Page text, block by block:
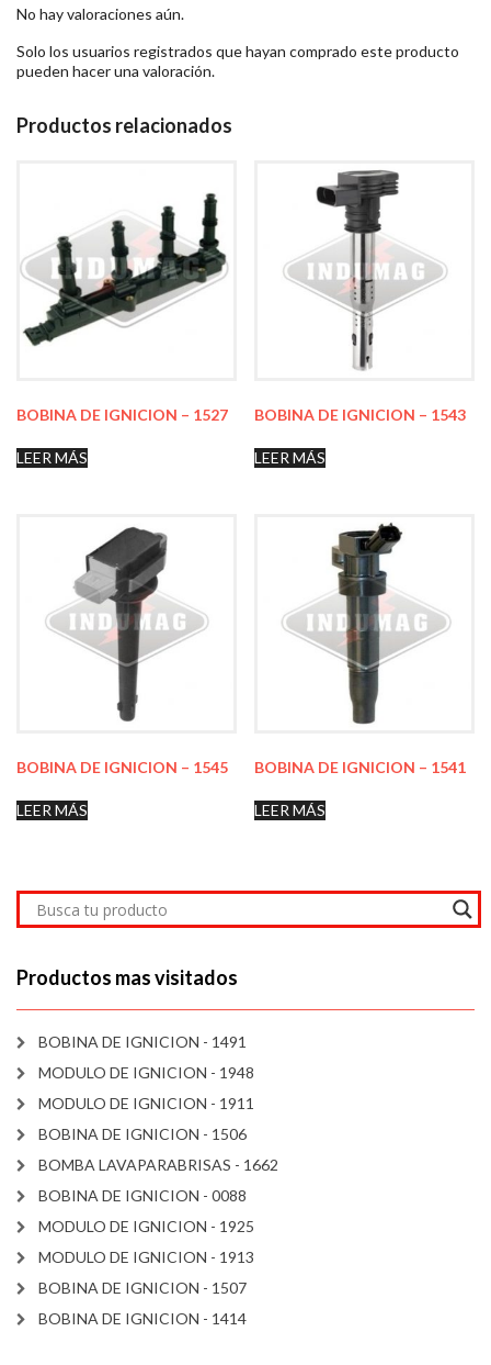
No hay valoraciones aún.
Solo los usuarios registrados que hayan comprado este producto
pueden hacer una valoración.
Productos relacionados
BOBINA DE IGNICION – 1527
LEER MÁS
BOBINA DE IGNICION – 1543
LEER MÁS
BOBINA DE IGNICION – 1545
LEER MÁS
BOBINA DE IGNICION – 1541
LEER MÁS
Productos mas visitados
BOBINA DE IGNICION - 1491
MODULO DE IGNICION - 1948
MODULO DE IGNICION - 1911
BOBINA DE IGNICION - 1506
BOMBA LAVAPARABRISAS - 1662
BOBINA DE IGNICION - 0088
MODULO DE IGNICION - 1925
MODULO DE IGNICION - 1913
BOBINA DE IGNICION - 1507
BOBINA DE IGNICION - 1414